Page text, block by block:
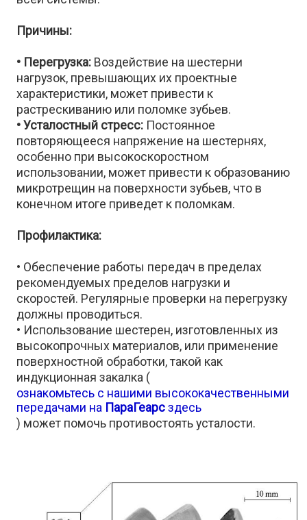
Причины:
• Перегрузка: Воздействие на шестерни
нагрузок, превышающих их проектные
характеристики, может привести к
растрескиванию или поломке зубьев.
• Усталостный стресс: Постоянное
повторяющееся напряжение на шестернях,
особенно при высокоскоростном
использовании, может привести к образованию
микротрещин на поверхности зубьев, что в
конечном итоге приведет к поломкам.
Профилактика:
• Обеспечение работы передач в пределах
рекомендуемых пределов нагрузки и
скоростей. Регулярные проверки на перегрузку
должны проводиться.
• Использование шестерен, изготовленных из
высокопрочных материалов, или применение
поверхностной обработки, такой как
индукционная закалка (
ознакомьтесь с нашими высококачественными
передачами на ПараГеарсздесь
) может помочь противостоять усталости.